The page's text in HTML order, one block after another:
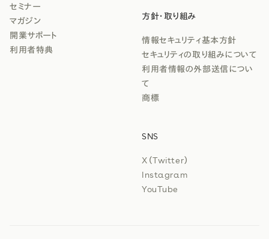
セミナー
マガジン
開業サポート
利用者特典
方針・取り組み
情報セキュリティ基本方針
セキュリティの取り組みについて
利用者情報の外部送信につい
て
商標
SNS
X（Twitter）
Instagram
YouTube